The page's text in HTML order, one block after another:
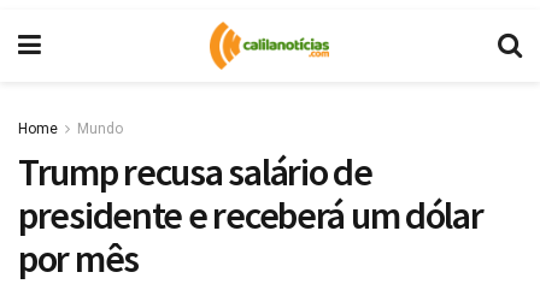
Home Mundo
Trump recusa salário de
presidente e receberá um dólar
por mês